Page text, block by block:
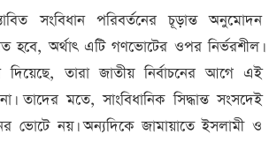
সংবিধান পরিবর্তনের চূড়ান্ত অনুমোদন
হবে,অর্থাৎ এটি গণভোটের ওপর নির্ভরশীল।
দিয়েছে,তারা জাতীয় নির্বাচনের আগে এই
তাদের মতে,সাংবিধানিক সিদ্ধান্ত সংসদেই
ভোটে নয়। অন্যদিকে জামায়াতে ইসলামী ও